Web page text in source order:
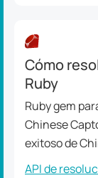
Cómo
Ruby
Ruby gem
Chinese
exitoso de
API de